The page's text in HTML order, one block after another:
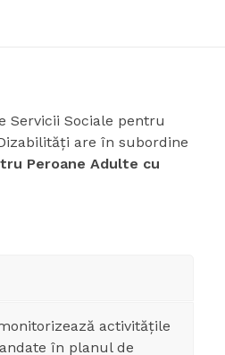
Servicii Sociale pentru
are în subordine
Peroane Adulte cu
activitățile
în planul de